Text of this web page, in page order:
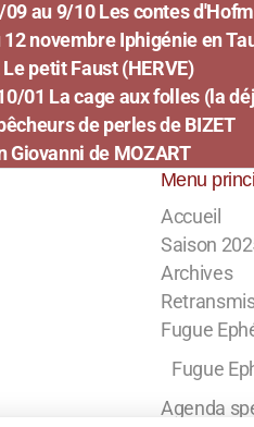
09 au 9/10 Les contes
Iphigénie en
petit Faust (HERVE)
01 La cage aux folles (la
de perles de BIZET
de MOZART
Menu
Accueil
Saison
Archives
Fugue
Fugue
Agenda